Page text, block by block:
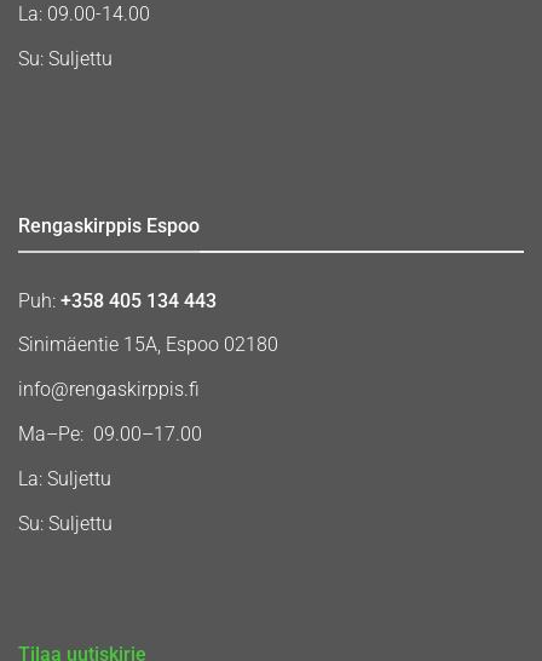
La: 09.00-14.00
Su: Suljettu
Rengaskirppis Espoo
Puh: +358 405 134 443
Sinimäentie 15A, Espoo 02180
info@rengaskirppis.fi
Ma–Pe: 09.00–17.00
La: Suljettu
Su: Suljettu
Tilaa uutiskirje